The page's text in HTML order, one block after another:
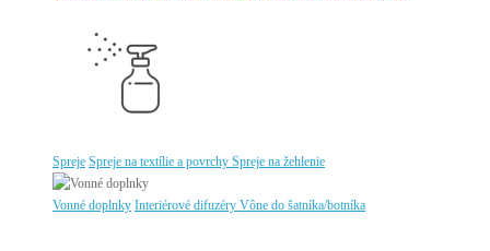
Spreje Spreje na textílie a povrchy Spreje na žehlenie
Vonné doplnky Interiérové difuzéry Vône do šatníka/botníka